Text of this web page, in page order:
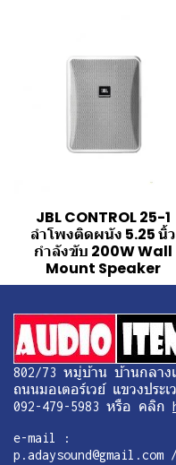
JBL CONTROL 25-1
ลำโพงติดผนัง 5.25 นิ้ว
กำลังขับ 200W Wall
Mount Speaker
802/73 หมู่บ้าน บ้านกลาง
ถนนมอเตอร์เวย์ แขวงประ
092-479-5983 หรือ คลิก
e-mail :